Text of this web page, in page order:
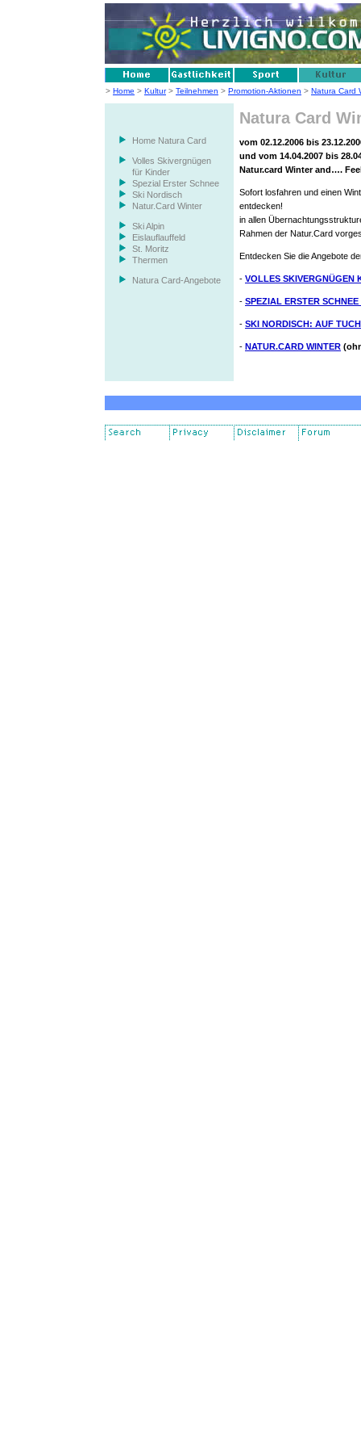
> Home > Kultur> Teilnehmen > Promotion-Aktionen > Natura Card
Home Natura Card
Volles Skivergnügen
für Kinder
Spezial Erster Schnee
Ski Nordisch
Natur.Card Winter
Ski Alpin
Eislauflauffeld
St. Moritz
Thermen
Natura Card-Angebote
Natura Card
vom 02.12.2006 bis
und vom 14.04.2007 bis
Natur.card Winter and….
Sofort losfahren und einen
entdecken!
in allen
Rahmen der Natur.Card
Entdecken Sie die Angebote
- VOLLES SKIVERGNÜGEN
- SPEZIAL ERSTER
- SKI NORDISCH: AUF
- NATUR.CARD WINTER